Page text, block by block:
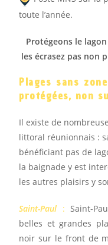
toute l’année.
Protégeons le
les écrasez pas non
Plages sans
protégées, non
Il existe de
littoral réunionnais :
bénéficiant pas de
la baignade y est
les autres plaisirs y
Saint-Paul : Saint-
belles et grandes
noir sur le front de